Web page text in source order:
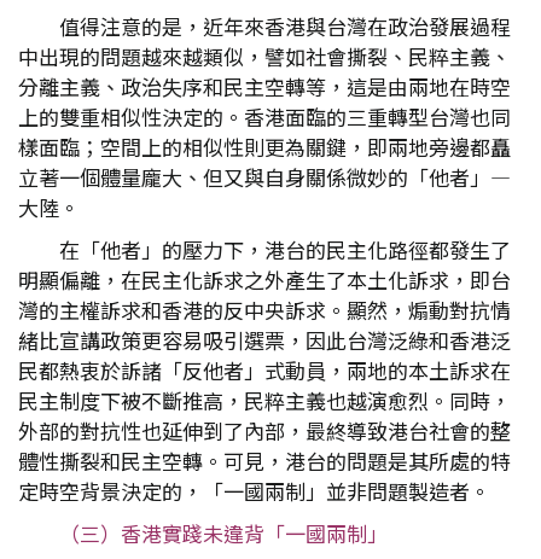
值得注意的是，近年來香港與台灣在政治發展過程
中出現的問題越來越類似，譬如社會撕裂、民粹主義、
分離主義、政治失序和民主空轉等，這是由兩地在時空
上的雙重相似性決定的。香港面臨的三重轉型台灣也同
樣面臨；空間上的相似性則更為關鍵，即兩地旁邊都矗
立著一個體量龐大、但又與自身關係微妙的「他者」—
大陸。
在「他者」的壓力下，港台的民主化路徑都發生了
明顯偏離，在民主化訴求之外產生了本土化訴求，即台
灣的主權訴求和香港的反中央訴求。顯然，煽動對抗情
緒比宣講政策更容易吸引選票，因此台灣泛綠和香港泛
民都熱衷於訴諸「反他者」式動員，兩地的本土訴求在
民主制度下被不斷推高，民粹主義也越演愈烈。同時，
外部的對抗性也延伸到了內部，最終導致港台社會的整
體性撕裂和民主空轉。可見，港台的問題是其所處的特
定時空背景決定的，「一國兩制」並非問題製造者。
（三）香港實踐未違背「一國兩制」